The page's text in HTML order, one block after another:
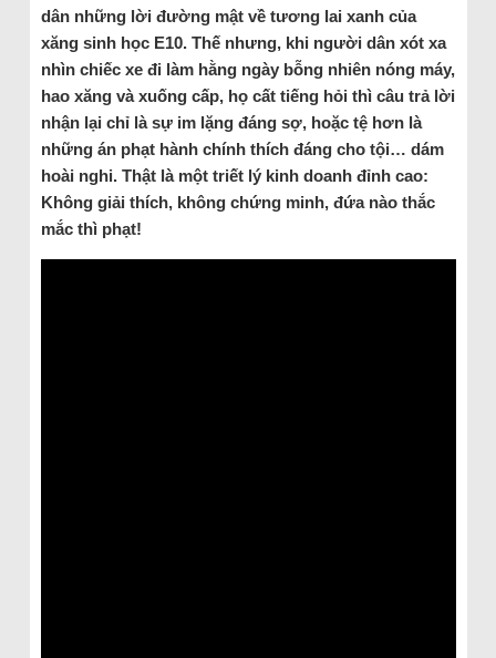
dân những lời đường mật về tương lai xanh của
xăng sinh học E10. Thế nhưng, khi người dân xót xa
nhìn chiếc xe đi làm hằng ngày bỗng nhiên nóng máy,
hao xăng và xuống cấp, họ cất tiếng hỏi thì câu trả lời
nhận lại chỉ là sự im lặng đáng sợ, hoặc tệ hơn là
những án phạt hành chính thích đáng cho tội… dám
hoài nghi. Thật là một triết lý kinh doanh đỉnh cao:
Không giải thích, không chứng minh, đứa nào thắc
mắc thì phạt!